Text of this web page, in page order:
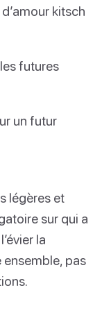
kitsch
futures
un futur
légères et
sur qui a
la
ensemble, pas